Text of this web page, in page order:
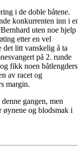
i de doble båtene.
konkurrenten inn i
uten noe hjelp
etter en vel
det litt vanskelig å ta
på 2. runde
fikk noen båtlengders
av racet og
margin.
gangen, men
øynene og blodsmak i